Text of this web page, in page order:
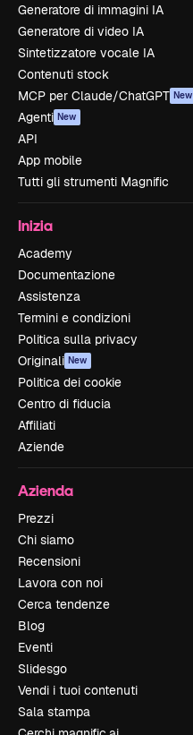
Generatore di immagini IA
Generatore di video IA
Sintetizzatore vocale IA
Contenuti stock
MCP per Claude/ChatGPT New
Agenti New
API
App mobile
Tutti gli strumenti Magnific
Inizia
Academy
Documentazione
Assistenza
Termini e condizioni
Politica sulla privacy
Originali New
Politica dei cookie
Centro di fiducia
Affiliati
Aziende
Azienda
Prezzi
Chi siamo
Recensioni
Lavora con noi
Cerca tendenze
Blog
Eventi
Slidesgo
Vendi i tuoi contenuti
Sala stampa